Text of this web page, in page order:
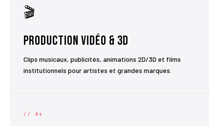
🎬
Production Vidéo & 3D
Clips musicaux, publicités, animations 2D/3D et films
institutionnels pour artistes et grandes marques.
// 04